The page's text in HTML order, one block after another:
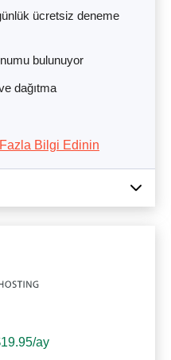
ücretsiz deneme
bulunuyor
dağıtma
Bilgi Edinin
19.95/ay